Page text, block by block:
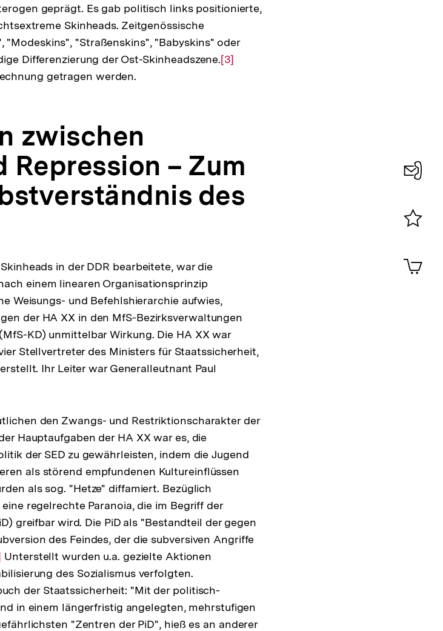
Fußnote
geprägt. Es gab politisch links positionierte,
Skinheads. Zeitgenössische
"Modeskins", "Straßenskins", "Babyskins" oder
Differenzierung der Ost-Skinheadszene.Zur
[3]
getragen werden.
zwischen
Repression – Zum
des
in der DDR bearbeitete, war die
einem linearen Organisationsprinzip
Weisungs- und Befehlshierarchie aufwies,
der HA XX in den MfS-Bezirksverwaltungen
KD) unmittelbar Wirkung. Die HA XX war
Stellvertreter des Ministers für Staatssicherheit,
Ihr Leiter war Generalleutnant Paul
den Zwangs- und Restriktionscharakter der
Hauptaufgaben der HA XX war es, die
der SED zu gewährleisten, indem die Jugend
als störend empfundenen Kultureinflüssen
als sog. "Hetze" diffamiert. Bezüglich
regelrechte Paranoia, die im Begriff der
greifbar wird. Die PiD als "Bestandteil der gegen
des Feindes, der die subversiven Angriffe
Unterstellt wurden u.a. gezielte Aktionen
des Sozialismus verfolgten.
der Staatssicherheit: "Mit der politisch-
in einem längerfristig angelegten, mehrstufigen
"Zentren der PiD", hieß es an anderer